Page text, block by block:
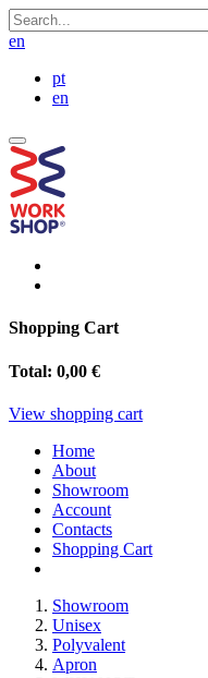
en
pt
en
Shopping Cart
Total: 0,00 €
View shopping cart
Home
About
Showroom
Account
Contacts
Shopping Cart
Showroom
Unisex
Polyvalent
Apron